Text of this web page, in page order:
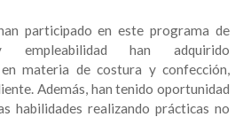
participado en este programa de
empleabilidad han adquirido
materia de costura y confección,
Además, han tenido oportunidad
habilidades realizando prácticas no